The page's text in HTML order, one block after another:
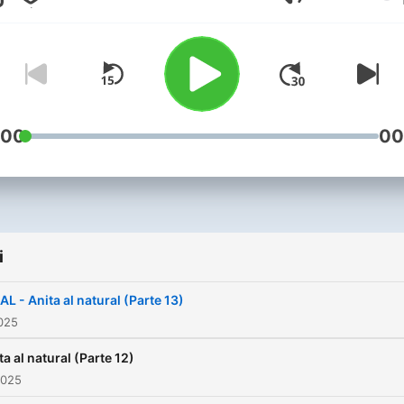
- Anita al natural (Parte 13)
al natural (Parte 12)